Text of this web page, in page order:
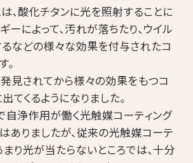
、酸化チタンに光を照射することに
ーによって、汚れが落ちたり、ウイル
などの様々な効果を付与されたコ
。
見されてから様々の効果をもつコ
てくるようになりました。
浄作用が働く光触媒コーティング
ありましたが、従来の光触媒コーテ
り光が当たらないところでは、十分